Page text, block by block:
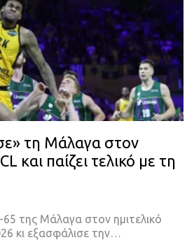
τη Μάλαγα στον
και παίζει τελικό με τη
της Μάλαγα στον ημιτελικό
κι εξασφάλισε την…